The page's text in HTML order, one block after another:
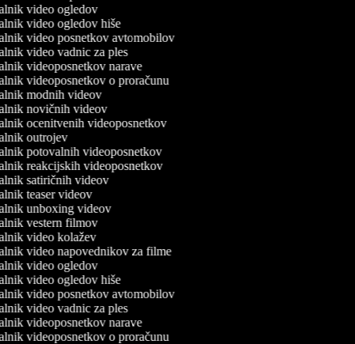
video ogledov
video ogledov hiše
video posnetkov avtomobilov
video vadnic za ples
videoposnetkov narave
videoposnetkov o proračunu
modnih videov
novičnih videov
ocenitvenih videoposnetkov
outrojev
potovalnih videoposnetkov
reakcijskih videoposnetkov
satiričnih videov
teaser videov
unboxing videov
vestern filmov
video kolažev
video napovednikov za filme
video ogledov
video ogledov hiše
video posnetkov avtomobilov
video vadnic za ples
videoposnetkov narave
videoposnetkov o proračunu